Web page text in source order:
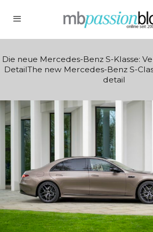
Die neue Mercedes-Benz S-Klasse:
DetailThe new Mercedes-Benz S-
detail